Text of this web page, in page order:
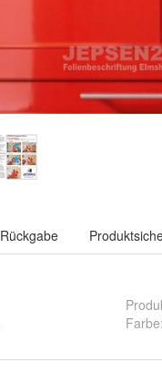
Auto, WohnwagenFarbe: